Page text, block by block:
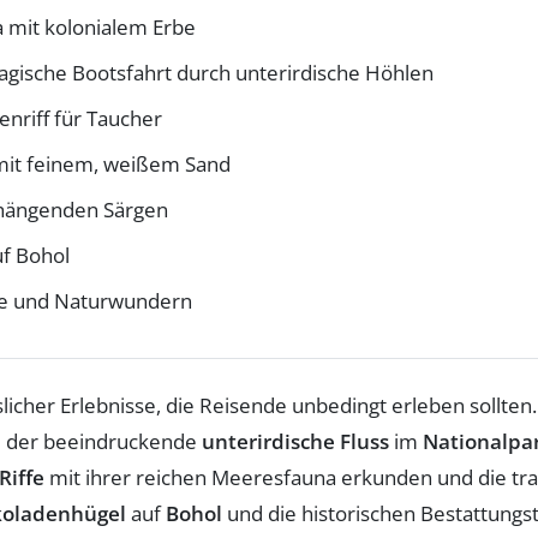
mit kolonialem Erbe
Bootsfahrt durch unterirdische Höhlen
für Taucher
feinem, weißem Sand
Särgen
Bohol
und Naturwundern
Erlebnisse, die Reisende unbedingt erleben
der beeindruckende unterirdische Fluss im
mit ihrer reichen Meeresfauna erkunden und die
aufBohol und die historischen